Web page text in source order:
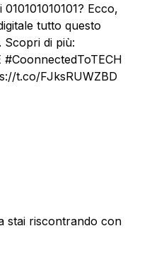
Ecco,
tutto questo
Scopri di più:
t.co/FJksRUWZBD
stai riscontrando con